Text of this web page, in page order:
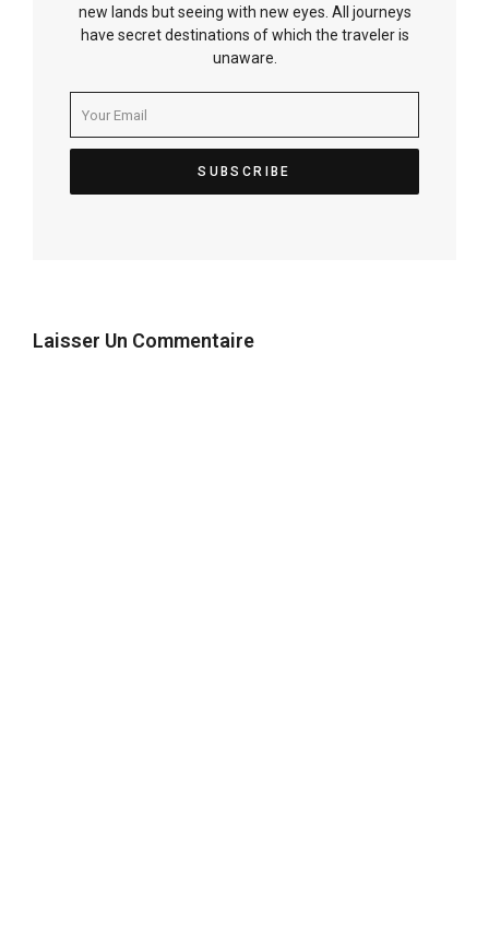
new lands but seeing with new eyes. All journeys
have secret destinations of which the traveler is
unaware.
Laisser Un Commentaire